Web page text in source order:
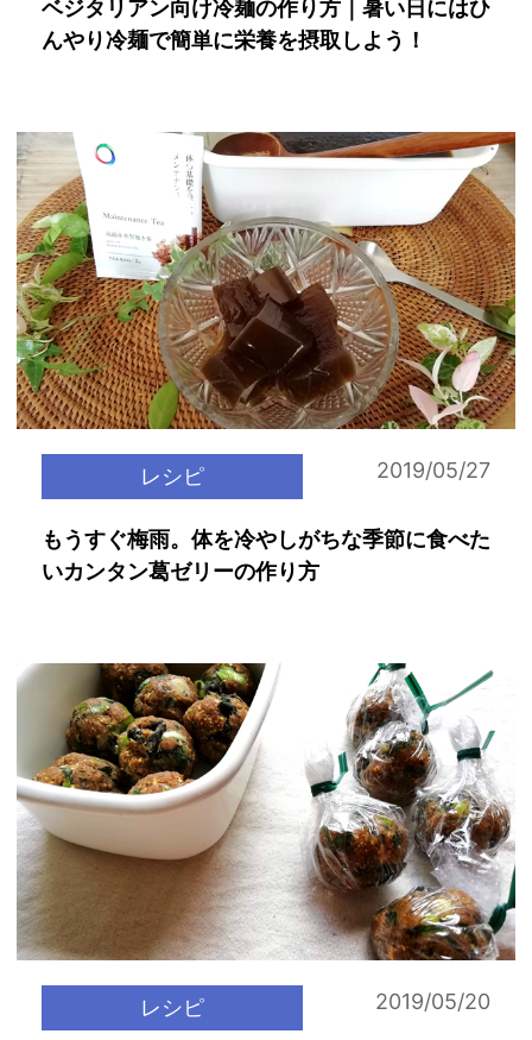
ベジタリアン向け冷麺の作り方｜暑い日にはひ
んやり冷麺で簡単に栄養を摂取しよう！
レシピ 2019/05/27
もうすぐ梅雨。体を冷やしがちな季節に食べた
いカンタン葛ゼリーの作り方
レシピ 2019/05/20